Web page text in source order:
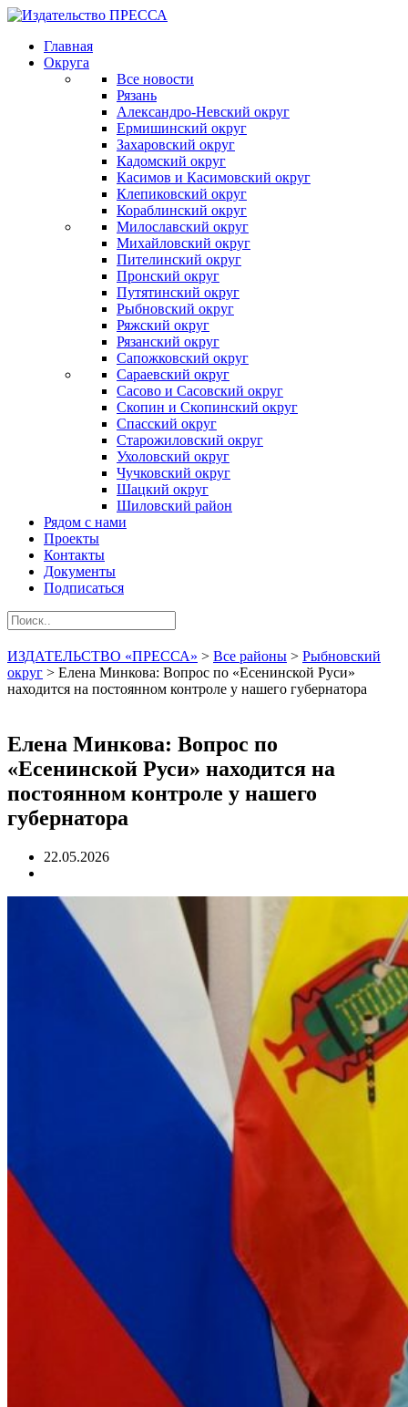
Главная
Округа
Все новости
Рязань
Александро-Невский округ
Ермишинский округ
Захаровский округ
Кадомский округ
Касимов и Касимовский округ
Клепиковский округ
Кораблинский округ
Милославский округ
Михайловский округ
Пителинский округ
Пронский округ
Путятинский округ
Рыбновский округ
Ряжский округ
Рязанский округ
Сапожковский округ
Сараевский округ
Сасово и Сасовский округ
Скопин и Скопинский округ
Спасский округ
Старожиловский округ
Ухоловский округ
Чучковский округ
Шацкий округ
Шиловский район
Рядом с нами
Проекты
Контакты
Документы
Подписаться
ИЗДАТЕЛЬСТВО «ПРЕССА» > Все районы > Рыбновский
округ > Елена Минкова: Вопрос по «Есенинской Руси»
находится на постоянном контроле у нашего губернатора
Елена Минкова: Вопрос по
«Есенинской Руси» находится на
постоянном контроле у нашего
губернатора
22.05.2026